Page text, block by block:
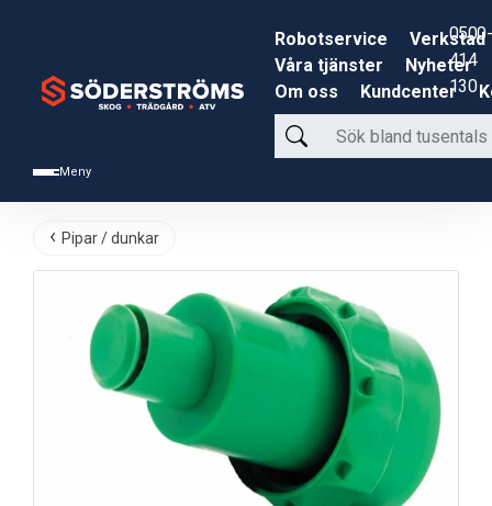
Meny
Robotservice
Verkstad
Våra tjänster
Nyheter
Om oss
Kundcenter
Sök
bland
produkter
0500-
414
130
Pipar / dunkar